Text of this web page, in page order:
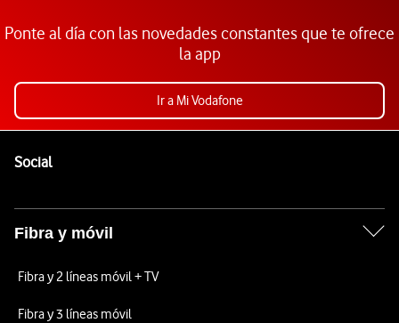
Ponte al día con las novedades constantes que te ofrece
la app
Ir a Mi Vodafone
SocialEnlaces a las redes sociales de Vodafone
Fibra y móvil
Fibra y 2 líneas móvil + TV
Fibra y 3 líneas móvil